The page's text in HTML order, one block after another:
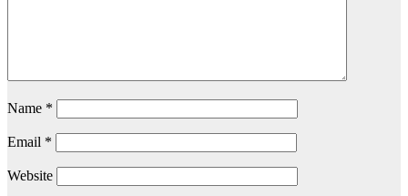
Name *
Email *
Website